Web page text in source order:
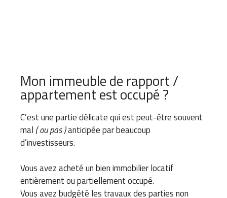
Mon immeuble de rapport /
appartement est occupé ?
C’est une partie délicate qui est peut-être souvent
mal ( ou pas )anticipée par beaucoup
d’investisseurs.
Vous avez acheté un bien immobilier locatif
entièrement ou partiellement occupé.
Vous avez budgété les travaux des parties non